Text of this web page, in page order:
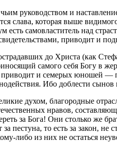
руководством и
слава, которая выше
есть самовластитель над
приводит и
до Христа (как
самого себя Богу в
и семерых юношей —
Ибо доблести
духом, благородные
нравов,
за Бога! Они столько же
за пестуна, то есть за закон,
либо из них не остаться